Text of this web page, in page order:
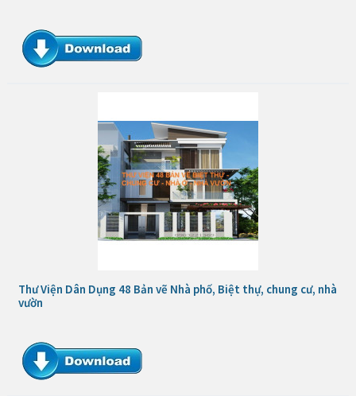
Thư Viện Dân Dụng 48 Bản vẽ Nhà phố, Biệt thự, chung cư, nhà
vườn